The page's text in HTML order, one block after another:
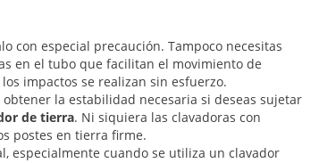
con especial precaución. Tampoco necesitas
en el tubo que facilitan el movimiento de
impactos se realizan sin esfuerzo.
la estabilidad necesaria si deseas sujetar
de tierra. Ni siquiera las clavadoras con
postes en tierra firme.
especialmente cuando se utiliza un clavador